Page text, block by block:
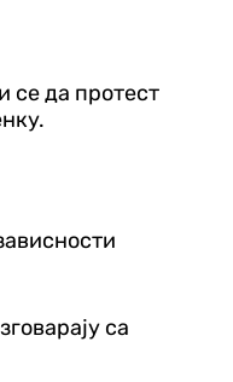
се да протест
са